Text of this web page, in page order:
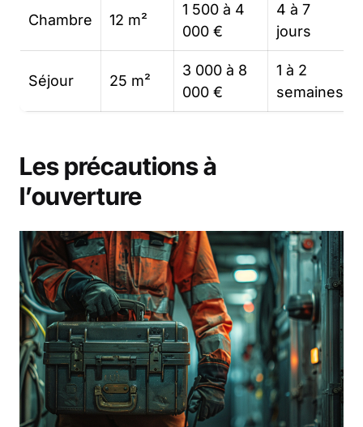
Chambre 12 m²
1 500 à 4
000 €
4 à 7
jours
Séjour 25 m²
3 000 à 8
000 €
1 à 2
semaines
Les précautions à
l’ouverture